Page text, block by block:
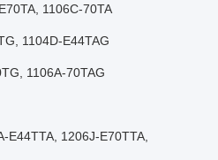
1106C-70TA
1104D-E44TAG
1106A-70TAG
E44TTA, 1206J-E70TTA,